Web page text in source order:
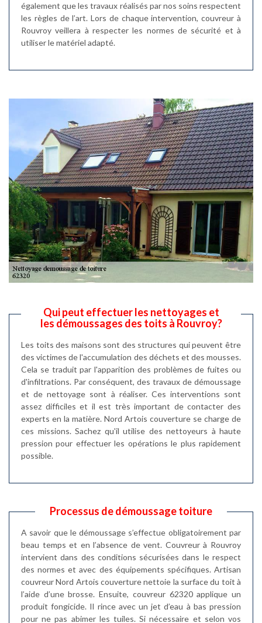
également que les travaux réalisés par nos soins respectent
les règles de l’art. Lors de chaque intervention, couvreur à
Rouvroy veillera à respecter les normes de sécurité et à
utiliser le matériel adapté.
Qui peut effectuer les nettoyages et
les démoussages des toits à Rouvroy?
Les toits des maisons sont des structures qui peuvent être
des victimes de l'accumulation des déchets et des mousses.
Cela se traduit par l'apparition des problèmes de fuites ou
d'infiltrations. Par conséquent, des travaux de démoussage
et de nettoyage sont à réaliser. Ces interventions sont
assez difficiles et il est très important de contacter des
experts en la matière. Nord Artois couverture se charge de
ces missions. Sachez qu'il utilise des nettoyeurs à haute
pression pour effectuer les opérations le plus rapidement
possible.
Processus de démoussage toiture
A savoir que le démoussage s’effectue obligatoirement par
beau temps et en l’absence de vent. Couvreur à Rouvroy
intervient dans des conditions sécurisées dans le respect
des normes et avec des équipements spécifiques. Artisan
couvreur Nord Artois couverture nettoie la surface du toit à
l’aide d’une brosse. Ensuite, couvreur 62320 applique un
produit fongicide. Il rince avec un jet d’eau à bas pression
pour ne pas abimer les tuiles. Si nécessaire et selon vos